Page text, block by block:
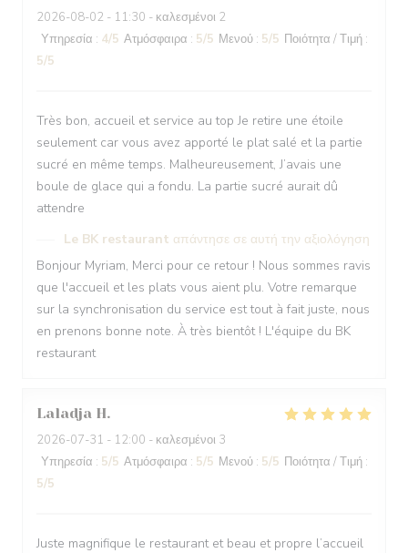
2026-08-02 - 11:30 - καλεσμένοι 2
Υπηρεσία : 4/5 Ατμόσφαιρα : 5/5 Μενού : 5/5 Ποιότητα / Τιμή :
5/5
Très bon, accueil et service au top Je retire une étoile
seulement car vous avez apporté le plat salé et la partie
sucré en même temps. Malheureusement, J’avais une
boule de glace qui a fondu. La partie sucré aurait dû
attendre
Le BK restaurant απάντησε σε αυτή την αξιολόγηση
Bonjour Myriam, Merci pour ce retour ! Nous sommes ravis
que l'accueil et les plats vous aient plu. Votre remarque
sur la synchronisation du service est tout à fait juste, nous
en prenons bonne note. À très bientôt ! L'équipe du BK
restaurant
Laladja H
2026-07-31 - 12:00 - καλεσμένοι 3
Υπηρεσία : 5/5 Ατμόσφαιρα : 5/5 Μενού : 5/5 Ποιότητα / Τιμή :
5/5
Juste magnifique le restaurant et beau et propre l’accueil